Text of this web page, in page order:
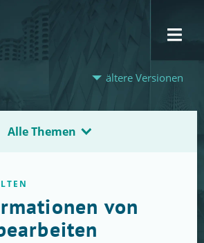
ältere Versionen
Alle Themen
von